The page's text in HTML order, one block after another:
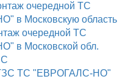
очередной ТС
в Московскую область
очередной ТС
в Московской обл.
ТС "ЕВРОГАЛС-НО"